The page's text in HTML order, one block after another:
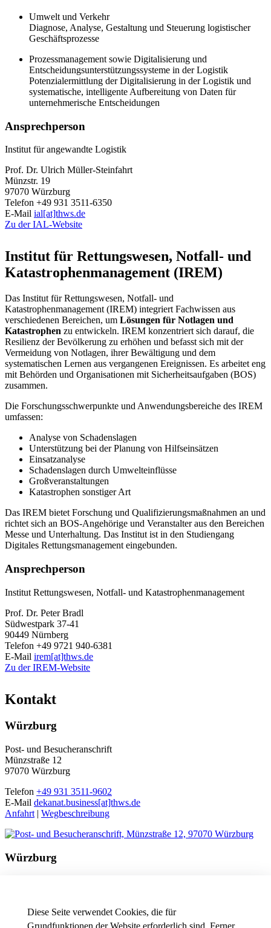
Diese Seite verwendet Cookies, die für
Grundfunktionen der Website erforderlich sind. Ferner
Umwelt und Verkehr
Diagnose, Analyse, Gestaltung und Steuerung logistischer
Geschäftsprozesse
Prozessmanagement sowie Digitalisierung und
Entscheidungsunterstützungssysteme in der Logistik
Potenzialermittlung der Digitalisierung in der Logistik und
systematische, intelligente Aufbereitung von Daten für
unternehmerische Entscheidungen
Ansprechperson
Institut für angewandte Logistik
Prof. Dr. Ulrich Müller-Steinfahrt
Münzstr. 19
97070 Würzburg
Telefon +49 931 3511-6350
E-Mail ial[at]thws.de
Zu der IAL-Website
Institut für Rettungswesen, Notfall- und
Katastrophenmanagement (IREM)
Das Institut für Rettungswesen, Notfall- und
Katastrophenmanagement (IREM) integriert Fachwissen aus
verschiedenen Bereichen, um Lösungen für Notlagen und
Katastrophen zu entwickeln. IREM konzentriert sich darauf, die
Resilienz der Bevölkerung zu erhöhen und befasst sich mit der
Vermeidung von Notlagen, ihrer Bewältigung und dem
systematischen Lernen aus vergangenen Ereignissen. Es arbeitet eng
mit Behörden und Organisationen mit Sicherheitsaufgaben (BOS)
zusammen.
Die Forschungsschwerpunkte und Anwendungsbereiche des IREM
umfassen:
Analyse von Schadenslagen
Unterstützung bei der Planung von Hilfseinsätzen
Einsatzanalyse
Schadenslagen durch Umwelteinflüsse
Großveranstaltungen
Katastrophen sonstiger Art
Das IREM bietet Forschung und Qualifizierungsmaßnahmen an und
richtet sich an BOS-Angehörige und Veranstalter aus den Bereichen
Messe und Unterhaltung. Das Institut ist in den Studiengang
Digitales Rettungsmanagement eingebunden.
Ansprechperson
Institut Rettungswesen, Notfall- und Katastrophenmanagement
Prof. Dr. Peter Bradl
Südwestpark 37-41
90449 Nürnberg
Telefon +49 9721 940-6381
E-Mail irem[at]thws.de
Zu der IREM-Website
Kontakt
Würzburg
Post- und Besucheranschrift
Münzstraße 12
97070 Würzburg
Telefon +49 931 3511-9602
E-Mail dekanat.business[at]thws.de
Anfahrt | Wegbeschreibung
Würzburg
Telefon+49 931 3511-9602